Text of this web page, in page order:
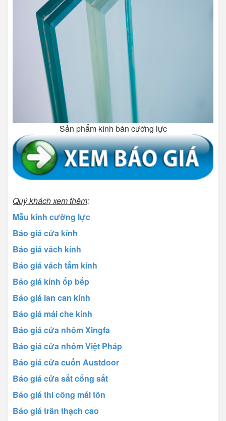
Sản phẩm kính bán cường lực
Quý khách xem thêm:
Mẫu kính cường lực
Báo giá cửa kính
Báo giá vách kính
Báo giá vách tắm kính
Báo giá kính ốp bếp
Báo giá lan can kính
Báo giá mái che kính
Báo giá cửa nhôm Xingfa
Báo giá cửa nhôm Việt Pháp
Báo giá cửa cuốn Austdoor
Báo giá cửa sắt cổng sắt
Báo giá thi công mái tôn
Báo giá trần thạch cao